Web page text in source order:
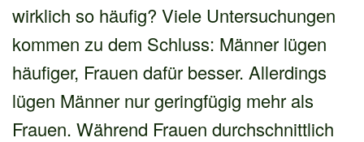
wirklich so häufig? Viele Untersuchungen
kommen zu dem Schluss: Männer lügen
häufiger, Frauen dafür besser. Allerdings
lügen Männer nur geringfügig mehr als
Frauen. Während Frauen durchschnittlich